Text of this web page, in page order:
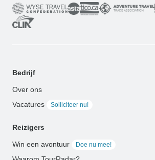
Bedrijf
Over ons
Vacatures
Solliciteer nu!
Reizigers
Win een avontuur Doe nu mee!